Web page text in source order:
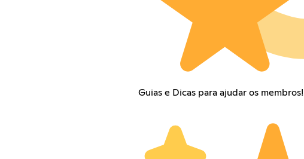
Guias e Dicas para ajudar os membros!